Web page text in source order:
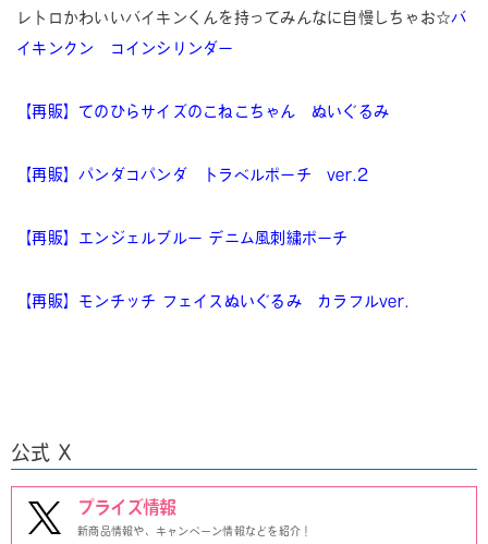
レトロかわいいバイキンくんを持ってみんなに自慢しちゃお☆バ
イキンクン コインシリンダー
【再販】てのひらサイズのこねこちゃん ぬいぐるみ
【再販】パンダコパンダ トラベルポーチ ver.2
【再販】エンジェルブルー デニム風刺繍ポーチ
【再販】モンチッチ フェイスぬいぐるみ カラフルver.
公式 X
プライズ情報
新商品情報や、キャンペーン情報などを紹介！